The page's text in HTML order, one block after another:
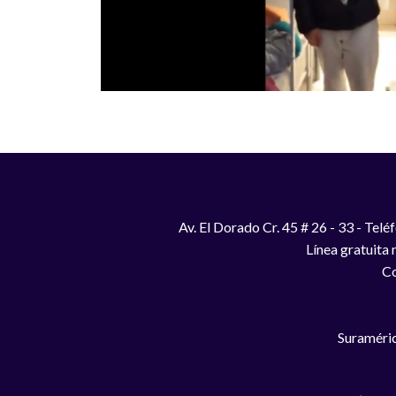
Av. El Dorado Cr. 45 # 26 - 33 -
Línea gratuita